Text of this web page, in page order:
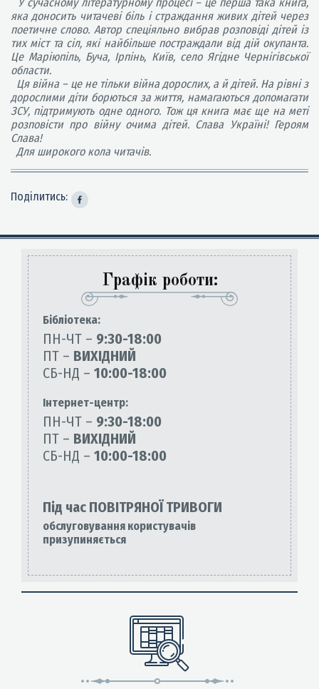
яка доносить читачеві біль і страждання живих дітей через
поетичне слово. Автор спеціяльно вибрав розповіді дітей із
тих міст та сіл, які найбільше постраждали від дій окупанта.
Це Маріюпіль, Буча, Ірпінь, Київ, село Ягідне Чернігівської
области.
Ця війна – це не тільки війна дорослих, а й дітей. На рівні з
дорослими діти борються за життя, намагаються допомагати
ЗСУ, підтримують одне одного. Тож ця книга має ще на меті
розповісти про війну очима дітей. Слава Україні! Героям
Слава!
Для широкого кола читачів.
Поділитись:
Графік роботи:
Бiблiотека:
ПН-ЧТ – 9:30-18:00
ПТ – ВИХІДНИЙ
СБ-НД – 10:00-18:00
Інтернет-центр:
ПН-ЧТ – 9:30-18:00
ПТ – ВИХІДНИЙ
СБ-НД – 10:00-18:00
Під час ПОВІТРЯНОЇ ТРИВОГИ
обслуговування користувачів
призупиняється